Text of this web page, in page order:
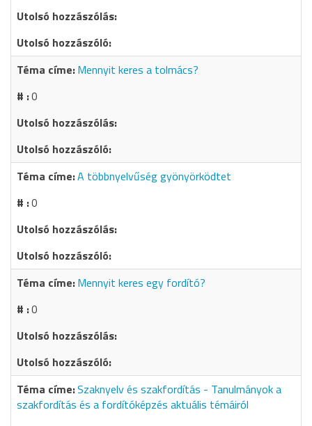
Mennyit keres a tolmács?
0
A többnyelvűség gyönyörködtet
0
Mennyit keres egy fordító?
0
Szaknyelv és szakfordítás - Tanulmányok a
szakfordítás és a fordítóképzés aktuális témáiról